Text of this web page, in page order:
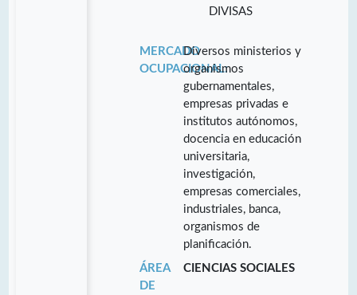
DIVISAS
MERCADO
OCUPACIONAL:
Diversos ministerios y
organismos
gubernamentales,
empresas privadas e
institutos autónomos,
docencia en educación
universitaria,
investigación,
empresas comerciales,
industriales, banca,
organismos de
planificación.
ÁREA
DE
CIENCIAS SOCIALES